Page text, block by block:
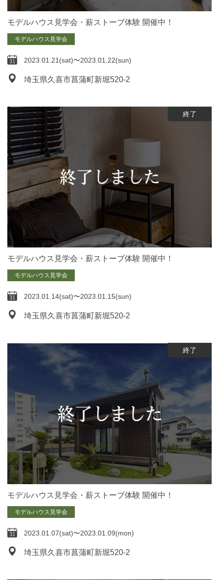
モデルハウス見学会・薪ストーブ体験 開催中！
モデルハウス見学会
2023.01.21(sat)〜2023.01.22(sun)
埼玉県久喜市菖蒲町新堀520-2
終了
モデルハウス見学会・薪ストーブ体験 開催中！
モデルハウス見学会
2023.01.14(sat)〜2023.01.15(sun)
埼玉県久喜市菖蒲町新堀520-2
終了
モデルハウス見学会・薪ストーブ体験 開催中！
モデルハウス見学会
2023.01.07(sat)〜2023.01.09(mon)
埼玉県久喜市菖蒲町新堀520-2